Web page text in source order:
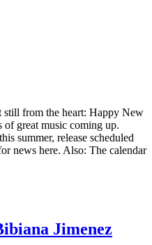
still from the heart: Happy New
of great music coming up.
summer, release scheduled
news here. Also: The calendar
Jimenez